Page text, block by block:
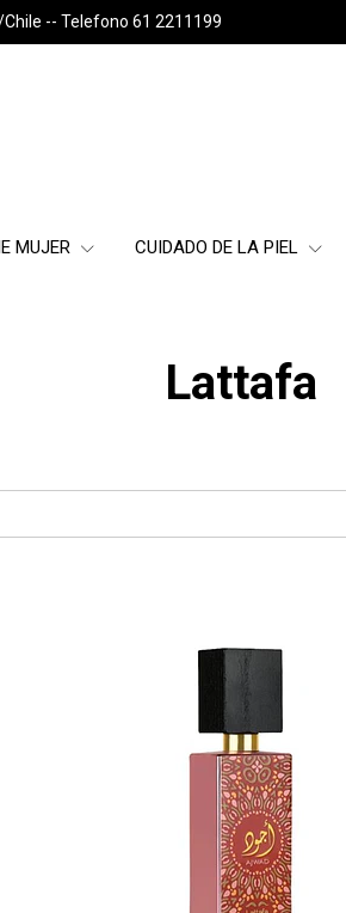
-- Telefono 61 2211199
MUJER CUIDADO DE LA PIEL
Lattafa